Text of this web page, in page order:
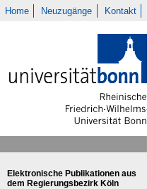
Home Neuzugänge Kontakt
Elektronische Publikationen aus
dem Regierungsbezirk Köln